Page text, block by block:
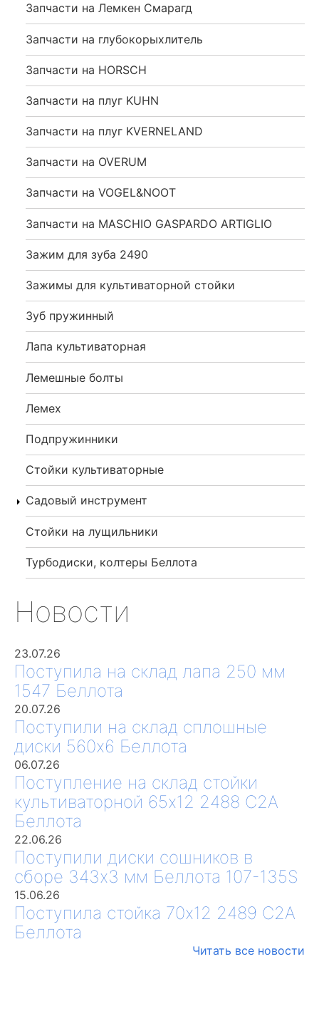
Запчасти на Лемкен Смарагд
Запчасти на глубокорыхлитель
Запчасти на HORSCH
Запчасти на плуг KUHN
Запчасти на плуг KVERNELAND
Запчасти на OVERUM
Запчасти на VOGEL&NOOT
Запчасти на MASCHIO GASPARDO ARTIGLIO
Зажим для зуба 2490
Зажимы для культиваторной стойки
Зуб пружинный
Лапа культиваторная
Лемешные болты
Лемех
Подпружинники
Стойки культиваторные
Садовый инструмент
Стойки на лущильники
Турбодиски, колтеры Беллота
Новости
23.07.26
Поступила на склад лапа 250 мм
1547 Беллота
20.07.26
Поступили на склад сплошные
диски 560х6 Беллота
06.07.26
Поступление на склад стойки
культиваторной 65х12 2488 С2А
Беллота
22.06.26
Поступили диски сошников в
сборе 343х3 мм Беллота 107-135S
15.06.26
Поступила стойка 70х12 2489 С2А
Беллота
Читать все новости